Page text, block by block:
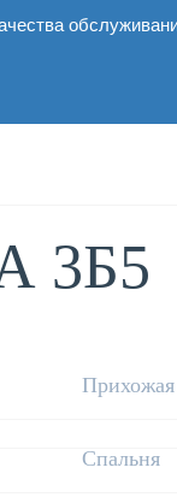
3Б5
Прихожая
Спальня